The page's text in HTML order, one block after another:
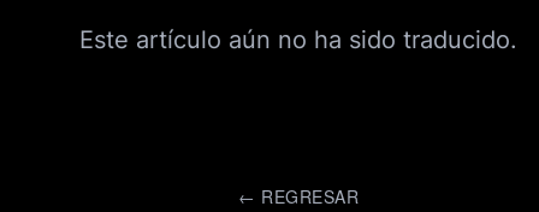
Este artículo aún no ha sido traducido.
← REGRESAR